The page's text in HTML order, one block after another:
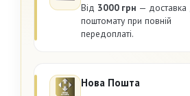
Від 3000 грн — доставка
поштомату при повній
передоплаті.
Нова Пошта